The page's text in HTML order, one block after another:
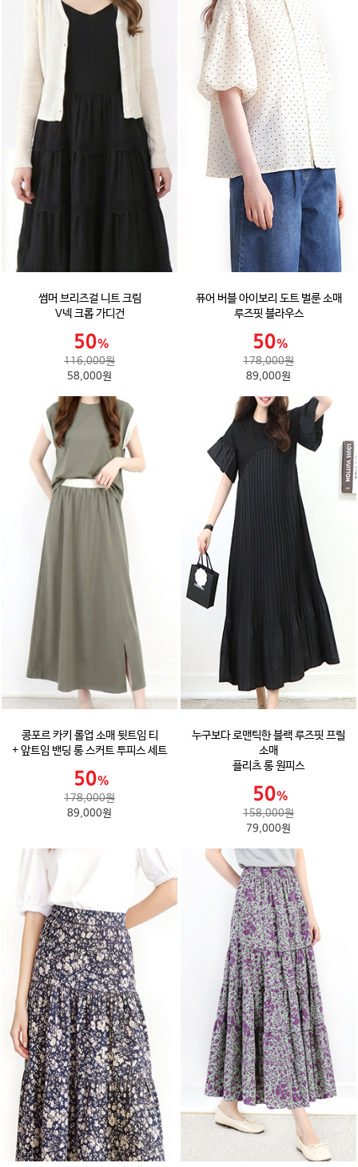
썸머 브리즈걸 니트 크림
V넥 크롭 가디건
116,000원
58,000원
퓨어 버블 아이보리 도트 벌룬 소매
루즈핏 블라우스
178,000원
89,000원
콩포르 카키 롤업 소매 뒷트임 티
+ 앞트임 밴딩 롱 스커트 투피스 세트
178,000원
89,000원
누구보다 로맨틱한 블랙 루즈핏 프릴
소매
플리츠 롱 원피스
158,000원
79,000원